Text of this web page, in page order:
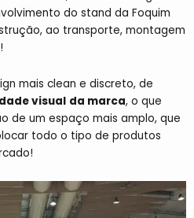
do stand da Foquim
ao transporte, montagem
mais clean e discreto, de
visual da marca, o que
de um espaço mais amplo, que
todo o tipo de produtos